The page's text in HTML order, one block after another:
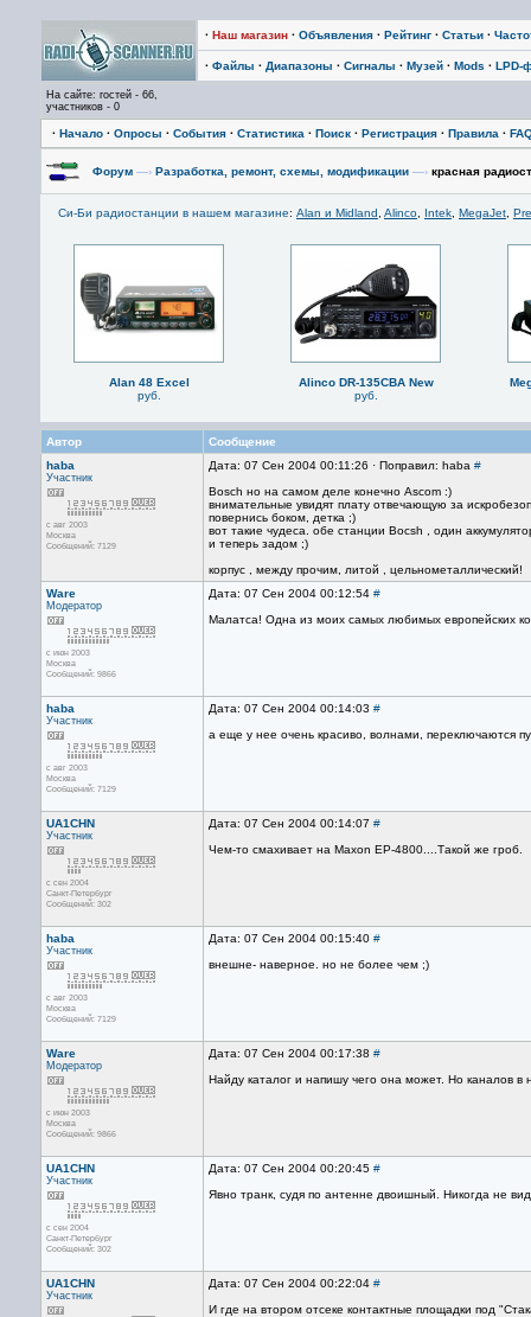
· Наш магазин · Объявления · Рейтинг · Статьи ·
· Файлы · Диапазоны · Сигналы · Музей · Mods · LPD-
На сайте: гостей - 66,
участников - 0
· Начало · Опросы · События · Статистика · Поиск · Регистрация · Правила ·
Форум —› Разработка, ремонт, схемы, модификации —› красная
Си-Би радиостанции в нашем магазине: Alan и Midland Alinco Intek MegaJet
Alan 48 Excel
руб.
Alinco DR-135CBA New
руб.
Автор
Сообщение
haba
Участник
с авг 2003
Москва
Сообщений: 7129
Дата: 07 Сен 2004 00:11:26 · Поправил: haba #
Bosch но на самом деле конечно Ascom :)
внимательные увидят плату отвечающую за
повернись боком, детка ;)
вот такие чудеса. обе станции Bocsh , один
и теперь задом ;)
корпус , между прочим, литой , цельнометаллический!
Ware
Модератор
с июн 2003
Москва
Сообщений: 9866
Дата: 07 Сен 2004 00:12:54 #
Малатса! Одна из моих самых любимых европейских
haba
Участник
с авг 2003
Москва
Сообщений: 7129
Дата: 07 Сен 2004 00:14:03 #
а еще у нее очень красиво, волнами, переключаются
UA1CHN
Участник
с сен 2004
Санкт-Петербург
Сообщений: 302
Дата: 07 Сен 2004 00:14:07 #
Чем-то смахивает на Maxon EP-4800....Такой же гроб.
haba
Участник
с авг 2003
Москва
Сообщений: 7129
Дата: 07 Сен 2004 00:15:40 #
внешне- наверное. но не более чем ;)
Ware
Модератор
с июн 2003
Москва
Сообщений: 9866
Дата: 07 Сен 2004 00:17:38 #
Найду каталог и напишу чего она может. Но каналов в
UA1CHN
Участник
с сен 2004
Санкт-Петербург
Сообщений: 302
Дата: 07 Сен 2004 00:20:45 #
Явно транк, судя по антенне двоишный. Никогда не
UA1CHN
Участник
Дата: 07 Сен 2004 00:22:04 #
И где на втором отсеке контактные площадки под